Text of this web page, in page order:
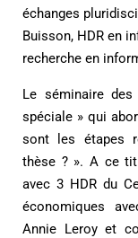
échanges
Buisson, HDR en
recherche en
Le séminaire
spéciale » qui
sont les étapes
thèse ? ». A ce
avec 3 HDR du
économiques
Annie Leroy et